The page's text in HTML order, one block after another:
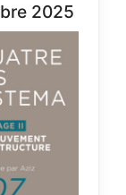
2025